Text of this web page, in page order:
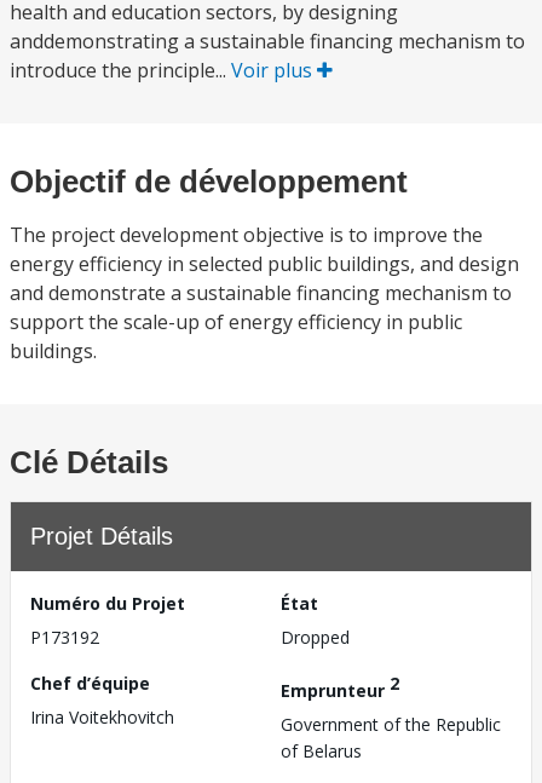
health and education sectors, by designing
anddemonstrating a sustainable financing mechanism to
introduce the principle... Voir plus
Objectif de développement
The project development objective is to improve the
energy efficiency in selected public buildings, and design
and demonstrate a sustainable financing mechanism to
support the scale-up of energy efficiency in public
buildings.
Clé Détails
Projet Détails
Numéro du Projet
P173192
État
Dropped
Chef d’équipe
Irina Voitekhovitch
Emprunteur 2
Government of the Republic
of Belarus